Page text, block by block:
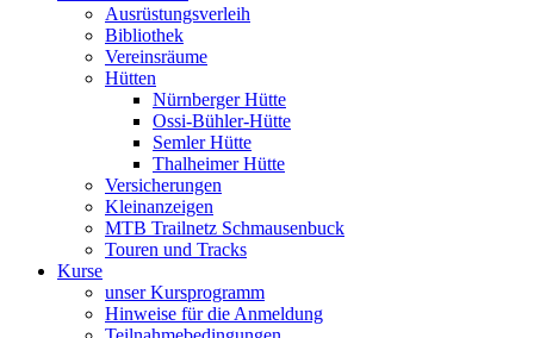
Ausrüstungsverleih
Bibliothek
Vereinsräume
Hütten
Nürnberger Hütte
Ossi-Bühler-Hütte
Semler Hütte
Thalheimer Hütte
Versicherungen
Kleinanzeigen
MTB Trailnetz Schmausenbuck
Touren und Tracks
Kurse
unser Kursprogramm
Hinweise für die Anmeldung